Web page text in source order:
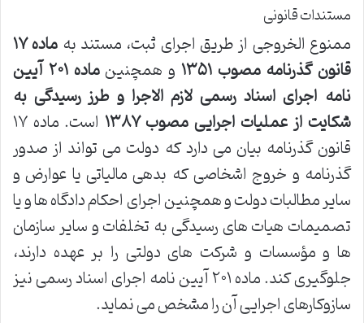
مستندات قانونی
ممنوع الخروجی از طریق اجرای ثبت، مستند به
ماده ۱۷
قانون گذرنامه مصوب ۱۳۵۱
و همچنین
ماده ۲۰۱ آیین
نامه اجرای اسناد رسمی لازم الاجرا و طرز رسیدگی به
شکایت از عملیات اجرایی مصوب ۱۳۸۷
است. ماده ۱۷
قانون گذرنامه بیان می دارد که دولت می تواند از صدور
گذرنامه و خروج اشخاصی که بدهی مالیاتی یا عوارض و
سایر مطالبات دولت و همچنین اجرای احکام دادگاه ها و یا
تصمیمات هیات های رسیدگی به تخلفات و سایر سازمان
ها و مؤسسات و شرکت های دولتی را بر عهده دارند،
جلوگیری کند. ماده ۲۰۱ آیین نامه اجرای اسناد رسمی نیز
سازوکارهای اجرایی آن را مشخص می نماید.